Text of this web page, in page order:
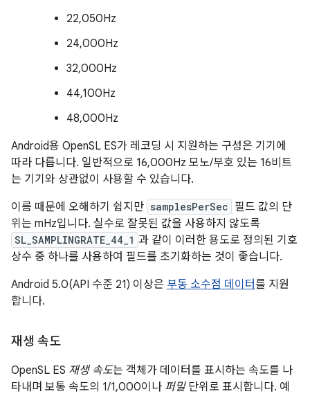
22,050Hz
24,000Hz
32,000Hz
44,100Hz
48,000Hz
Android용 OpenSL ES가 레코딩 시 지원하는 구성은 기기에
따라 다릅니다. 일반적으로 16,000Hz 모노/부호 있는 16비트
는 기기와 상관없이 사용할 수 있습니다.
이름 때문에 오해하기 쉽지만 samplesPerSec 필드 값의 단
위는 mHz입니다. 실수로 잘못된 값을 사용하지 않도록
SL_SAMPLINGRATE_44_1 과 같이 이러한 용도로 정의된 기호
상수 중 하나를 사용하여 필드를 초기화하는 것이 좋습니다.
Android 5.0(API 수준 21) 이상은 부동 소수점 데이터를 지원
합니다.
재생 속도
OpenSL ES 재생 속도는 객체가 데이터를 표시하는 속도를 나
타내며 보통 속도의 1/1,000이나 퍼밀단위로 표시합니다. 예